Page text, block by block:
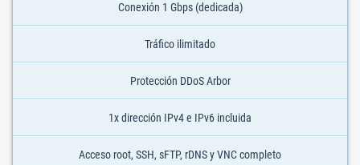
Conexión 1 Gbps (dedicada)
Tráfico ilimitado
Protección DDoS Arbor
1x dirección IPv4 e IPv6 incluida
Acceso root, SSH, sFTP, rDNS y VNC completo